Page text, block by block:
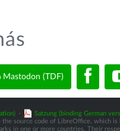
Mastodon (TDF)
- Satzung (binding German
source code of LibreOffice, which is
in one or more countries. Their